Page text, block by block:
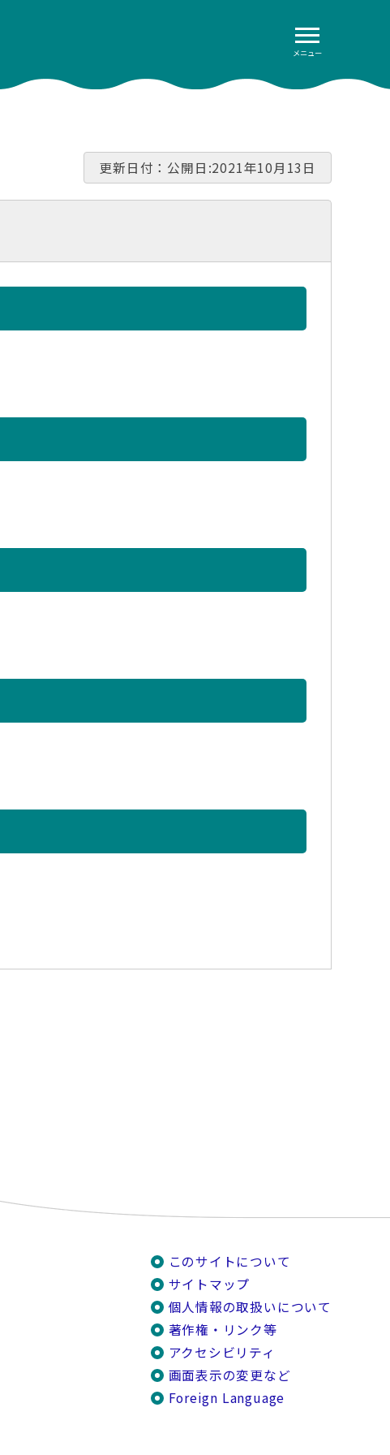
メニュー
更新日付：公開日:2021年10月13日
このサイトについて
サイトマップ
個人情報の取扱いについて
著作権・リンク等
アクセシビリティ
画面表示の変更など
Foreign Language